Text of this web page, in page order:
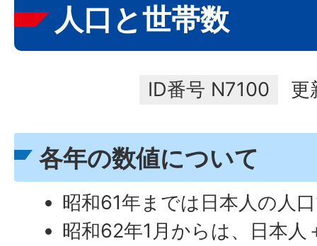
人口と世帯数
ID番号 N7100 更
各年の数値について
昭和61年までは日本人の人
昭和62年1月からは、日本人